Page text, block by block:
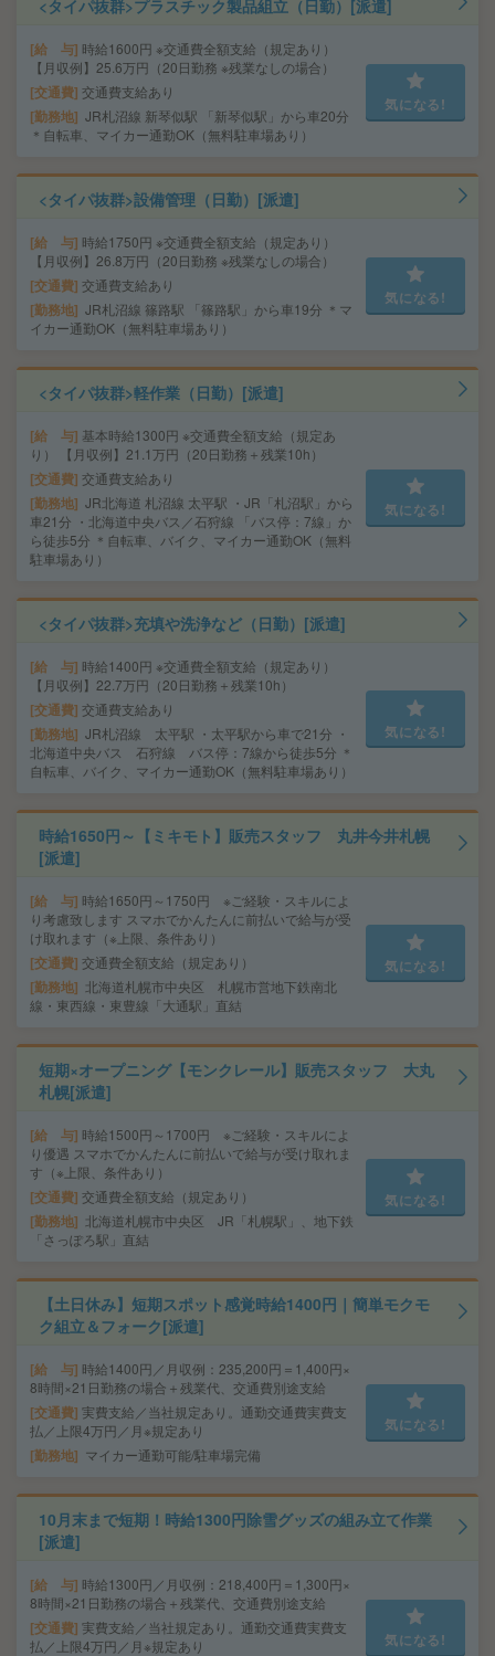
<タイパ抜群>プラスチック製品組立（日勤）[派遣]
給 与 時給1600円 ※交通費全額支給（規定あり）
【月収例】25.6万円（20日勤務 ※残業なしの場合）
交通費 交通費支給あり
勤務地 JR札沼線 新琴似駅 「新琴似駅」から車20分
＊自転車、マイカー通勤OK（無料駐車場あり）
気になる!
<タイパ抜群>設備管理（日勤）[派遣]
給 与 時給1750円 ※交通費全額支給（規定あり）
【月収例】26.8万円（20日勤務 ※残業なしの場合）
交通費 交通費支給あり
勤務地 JR札沼線 篠路駅 「篠路駅」から車19分 ＊マ
イカー通勤OK（無料駐車場あり）
気になる!
<タイパ抜群>軽作業（日勤）[派遣]
給 与 基本時給1300円 ※交通費全額支給（規定あ
り） 【月収例】21.1万円（20日勤務＋残業10h）
交通費 交通費支給あり
勤務地 JR北海道 札沼線 太平駅 ・JR「札沼駅」から
車21分 ・北海道中央バス／石狩線 「バス停：7線」か
ら徒歩5分 ＊自転車、バイク、マイカー通勤OK（無料
駐車場あり）
気になる!
<タイパ抜群>充填や洗浄など（日勤）[派遣]
給 与 時給1400円 ※交通費全額支給（規定あり）
【月収例】22.7万円（20日勤務＋残業10h）
交通費 交通費支給あり
勤務地 JR札沼線 太平駅 ・太平駅から車で21分 ・
北海道中央バス 石狩線 バス停：7線から徒歩5分 ＊
自転車、バイク、マイカー通勤OK（無料駐車場あり）
気になる!
時給1650円～【ミキモト】販売スタッフ 丸井今井札幌
[派遣]
給 与 時給1650円～1750円 ※ご経験・スキルによ
り考慮致します スマホでかんたんに前払いで給与が受
け取れます（※上限、条件あり）
交通費 交通費全額支給（規定あり）
勤務地
北海道札幌市中央区 札幌市営地下鉄南北
線・東西線・東豊線「大通駅」直結
気になる!
短期×オープニング【モンクレール】販売スタッフ 大丸
札幌[派遣]
給 与 時給1500円～1700円 ※ご経験・スキルによ
り優遇 スマホでかんたんに前払いで給与が受け取れま
す（※上限、条件あり）
交通費 交通費全額支給（規定あり）
勤務地
北海道札幌市中央区 JR「札幌駅」、地下鉄
「さっぽろ駅」直結
気になる!
【土日休み】短期スポット感覚時給1400円｜簡単モクモ
ク組立＆フォーク[派遣]
給 与 時給1400円／月収例：235,200円＝1,400円×
8時間×21日勤務の場合＋残業代、交通費別途支給
交通費 実費支給／当社規定あり。通勤交通費実費支
払／上限4万円／月※規定あり
勤務地 マイカー通勤可能/駐車場完備
気になる!
10月末まで短期！時給1300円除雪グッズの組み立て作業
[派遣]
給 与 時給1300円／月収例：218,400円＝1,300円×
8時間×21日勤務の場合＋残業代、交通費別途支給
交通費 実費支給／当社規定あり。通勤交通費実費支
払／上限4万円／月※規定あり
気になる!